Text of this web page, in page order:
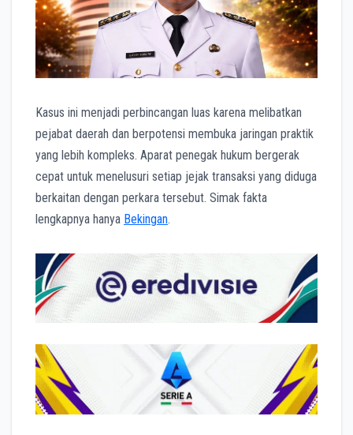
Kasus ini menjadi perbincangan luas karena melibatkan
pejabat daerah dan berpotensi membuka jaringan praktik
yang lebih kompleks. Aparat penegak hukum bergerak
cepat untuk menelusuri setiap jejak transaksi yang diduga
berkaitan dengan perkara tersebut. Simak fakta
lengkapnya hanya Bekingan.